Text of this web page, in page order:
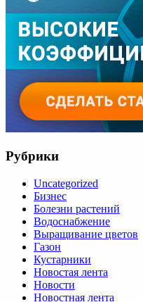
Рубрики
Uncategorized
Бизнес
Болезни растений
Водоснабжение
Выращивание цветов
Газон
Кустарники
Новостая лента
Новости
Новостная лента